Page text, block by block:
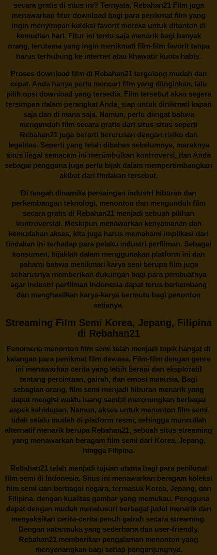
secara gratis di situs ini? Ternyata, Rebahan21 Film juga
menawarkan fitur download bagi para penikmat film yang
ingin menyimpan koleksi favorit mereka untuk ditonton di
kemudian hari. Fitur ini tentu saja menarik bagi banyak
orang, terutama yang ingin menikmati film-film favorit tanpa
harus terhubung ke internet atau khawatir kuota habis.
Proses download film di Rebahan21tergolong mudah dan
cepat. Anda hanya perlu mencari film yang diinginkan, lalu
pilih opsi download yang tersedia. Film tersebut akan segera
tersimpan dalam perangkat Anda, siap untuk dinikmati kapan
saja dan di mana saja. Namun, perlu diingat bahwa
mengunduh film secara gratis dari situs-situs seperti
Rebahan21 juga berarti berurusan dengan risiko dan
legalitas. Seperti yang telah dibahas sebelumnya, maraknya
situs ilegal semacam ini menimbulkan kontroversi, dan Anda
sebagai pengguna juga perlu bijak dalam mempertimbangkan
akibat dari tindakan tersebut.
Di tengah dinamika persaingan industri hiburan dan
perkembangan teknologi, menonton dan mengunduh film
secara gratis di Rebahan21 menjadi sebuah pilihan
kontroversial. Meskipun menawarkan kenyamanan dan
kemudahan akses, kita juga harus memahami implikasi dari
tindakan ini terhadap para pelaku industri perfilman. Sebagai
konsumen, bijaklah dalam menggunakan platform ini dan
pahami bahwa menikmati karya seni berupa film juga
seharusnya memberikan dukungan bagi para pembuatnya
agar industri perfilman Indonesia dapat terus berkembang
dan menghasilkan karya-karya bermutu bagi penonton
setianya.
Streaming Film Semi Korea, Jepang, Filipina
di Rebahan21
Fenomena menonton film semi telah menjadi topik hangat di
kalangan para penikmat film dewasa. Film-film dengan genre
ini menawarkan cerita yang lebih berani dan eksploratif
tentang percintaan, gairah, dan emosi manusia. Bagi
sebagian orang, film semi menjadi hiburan menarik yang
dapat mengisi waktu luang sambil merenungkan berbagai
aspek kehidupan. Namun, akses untuk menonton film semi
tidak selalu mudah di platform resmi, sehingga muncullah
alternatif menarik berupa Rebahan21, sebuah situs streaming
yang menawarkan beragam film semi dari Korea, Jepang,
hingga Filipina.
Rebahan21telah menjadi tujuan utama bagi para penikmat
film semi di Indonesia. Situs ini menawarkan beragam koleksi
film semi dari berbagai negara, termasuk Korea, Jepang, dan
Filipina, dengan kualitas gambar yang memukau. Pengguna
dapat dengan mudah menelusuri berbagai judul menarik dan
menyaksikan cerita-cerita penuh gairah secara streaming.
Dengan antarmuka yang sederhana dan user-friendly,
Rebahan21 memberikan pengalaman menonton yang
menyenangkan bagi setiap pengunjungnya.